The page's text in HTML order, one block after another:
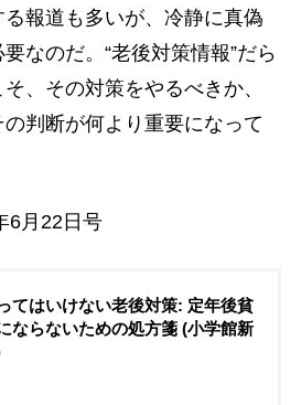
報道も多いが、冷静に真偽
なのだ。“老後対策情報”だら
、その対策をやるべきか、
判断が何より重要になって
6月22日号
てはいけない老後対策: 定年後貧
ならないための処方箋 (小学館新